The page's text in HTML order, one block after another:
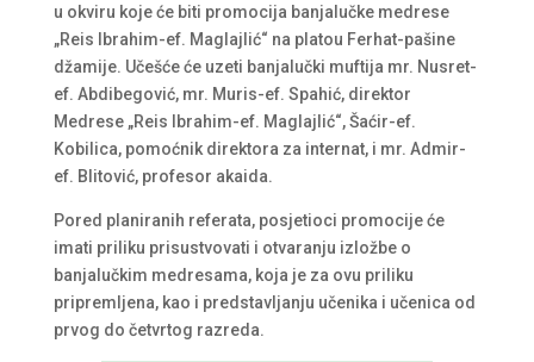
u okviru koje će biti promocija banjalučke medrese
„Reis Ibrahim-ef. Maglajlić“ na platou Ferhat-pašine
džamije. Učešće će uzeti banjalučki muftija mr. Nusret-
ef. Abdibegović, mr. Muris-ef. Spahić, direktor
Medrese „Reis Ibrahim-ef. Maglajlić“, Šaćir-ef.
Kobilica, pomoćnik direktora za internat, i mr. Admir-
ef. Blitović, profesor akaida.
Pored planiranih referata, posjetioci promocije će
imati priliku prisustvovati i otvaranju izložbe o
banjalučkim medresama, koja je za ovu priliku
pripremljena, kao i predstavljanju učenika i učenica od
prvog do četvrtog razreda.